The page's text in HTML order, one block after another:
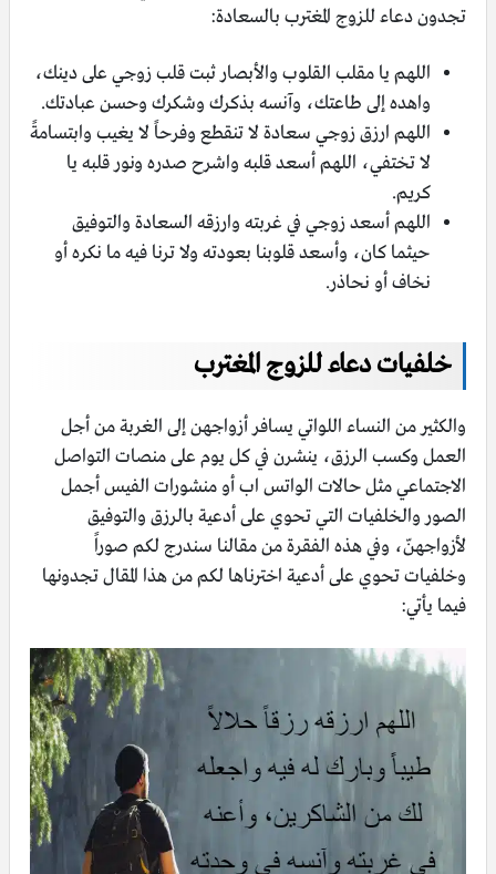
تجدون دعاء للزوج المغترب بالسعادة:
اللهم يا مقلب القلوب والأبصار ثبت قلب زوجي على دينك،
واهده إلى طاعتك، وآنسه بذكرك وشكرك وحسن عبادتك.
اللهم ارزق زوجي سعادة لا تنقطع وفرحاً لا يغيب وابتسامةً
لا تختفي، اللهم أسعد قلبه واشرح صدره ونور قلبه يا
كريم.
اللهم أسعد زوجي في غربته وارزقه السعادة والتوفيق
حيثما كان، وأسعد قلوبنا بعودته ولا ترنا فيه ما نكره أو
نخاف أو نحاذر.
خلفيات دعاء للزوج المغترب
والكثير من النساء اللواتي يسافر أزواجهن إلى الغربة من أجل
العمل وكسب الرزق، ينشرن في كل يوم على منصات التواصل
الاجتماعي مثل حالات الواتس اب أو منشورات الفيس أجمل
الصور والخلفيات التي تحوي على أدعية بالرزق والتوفيق
لأزواجهنّ، وفي هذه الفقرة من مقالنا سندرج لكم صوراً
وخلفيات تحوي على أدعية اخترناها لكم من هذا المقال تجدونها
فيما يأتي: